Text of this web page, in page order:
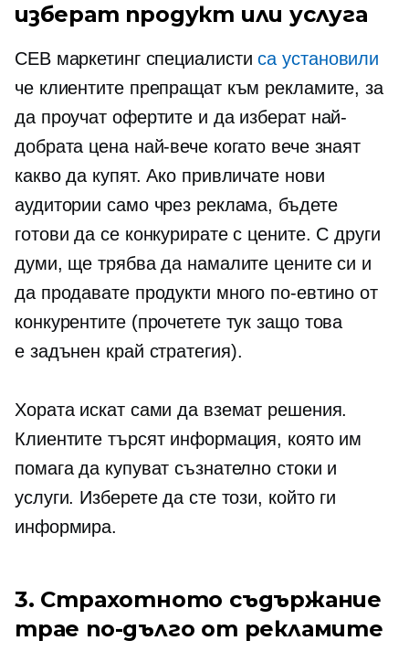
изберат продукт или услуга
CEB маркетинг специалистиса установили
че клиентите препращат към рекламите, за
да проучат офертите и да изберат най-
добрата цена най-вече когато вече знаят
какво да купят. Ако привличате нови
аудитории само чрез реклама, бъдете
готови да се конкурирате с цените. С други
думи, ще трябва да намалите цените си и
да продавате продукти много по-евтино от
конкурентите (прочетете тук защо това
е задънен край стратегия).
Хората искат сами да вземат решения.
Клиентите търсят информация, която им
помага да купуват съзнателно стоки и
услуги. Изберете да сте този, който ги
информира.
3. Страхотното съдържание
трае по-дълго от рекламите